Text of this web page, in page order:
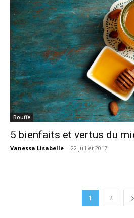
Bouffe
5 bienfaits et vertus du
Vanessa Lisabelle - 22 juillet 2017
1 2